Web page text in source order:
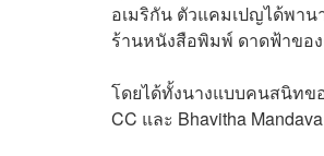
อเมริกัน ตัวแคมเปญได้พา
ร้านหนังสือพิมพ์ ดาดฟ้าขอ
โดยได้ทั้งนางแบบคนสนิทข
CC และ Bhavitha